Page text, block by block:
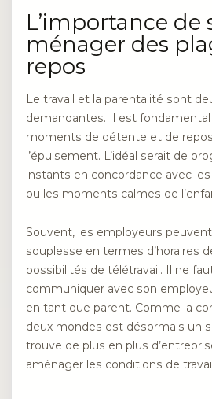
L’importance de
ménager des
repos
Le travail et la parentalité sont
demandantes. Il est
moments de détente et de
l’épuisement. L’idéal serait de
instants en concordance avec
ou les moments calmes de
Souvent, les employeurs
souplesse en termes d’horaires
possibilités de télétravail. Il ne
communiquer avec son
en tant que parent. Comme la
deux mondes est désormais un
trouve de plus en plus
aménager les conditions de